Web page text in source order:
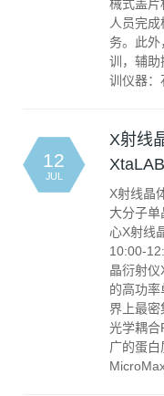
械式盖片
人员完
务。此
训，辅助
训仪器：
12
JUL
X射线
X射线晶
大分子
心X射线
10:00-
晶衍射
的高功
界上最
光学耦合
广的蛋